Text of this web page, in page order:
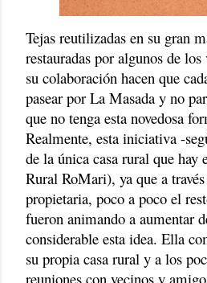
Tejas reutilizadas en su gran
restauradas por algunos de
su colaboración hacen que
pasear por La Masada y no
que no tenga esta novedosa
Realmente, esta iniciativa -
de la única casa rural que hay
Rural RoMari), ya que a
propietaria, poco a poco el
fueron animando a aumentar
considerable esta idea. Ella
su propia casa rural y a los
reuniones con vecinos y